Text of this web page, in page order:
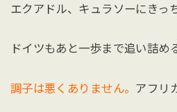
エクアドル、キュラソーにきっ
ドイツもあと一歩まで追い詰め
調子は悪くありません。 アフリ